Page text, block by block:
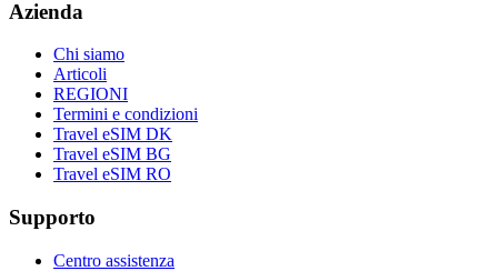
Azienda
Chi siamo
Articoli
REGIONI
Termini e condizioni
Travel eSIM DK
Travel eSIM BG
Travel eSIM RO
Supporto
Centro assistenza